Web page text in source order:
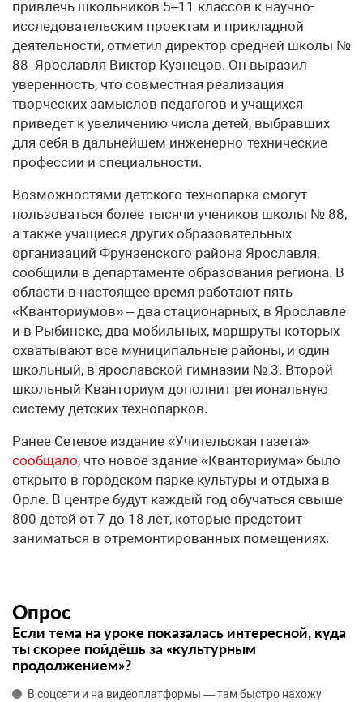
привлечь школьников 5–11 классов к научно-
исследовательским проектам и прикладной
деятельности, отметил директор средней школы №
88 Ярославля Виктор Кузнецов. Он выразил
уверенность, что совместная реализация
творческих замыслов педагогов и учащихся
приведет к увеличению числа детей, выбравших
для себя в дальнейшем инженерно-технические
профессии и специальности.
Возможностями детского технопарка смогут
пользоваться более тысячи учеников школы № 88,
а также учащиеся других образовательных
организаций Фрунзенского района Ярославля,
сообщили в департаменте образования региона. В
области в настоящее время работают пять
«Кванториумов» – два стационарных, в Ярославле
и в Рыбинске, два мобильных, маршруты которых
охватывают все муниципальные районы, и один
школьный, в ярославской гимназии № 3. Второй
школьный Кванториум дополнит региональную
систему детских технопарков.
Ранее Сетевое издание «Учительская газета»
сообщало, что новое здание «Кванториума» было
открыто в городском парке культуры и отдыха в
Орле. В центре будут каждый год обучаться свыше
800 детей от 7 до 18 лет, которые предстоит
заниматься в отремонтированных помещениях.
Опрос
Если тема на уроке показалась интересной, куда
ты скорее пойдёшь за «культурным
продолжением»?
В соцсети и на видеоплатформы — там быстро нахожу